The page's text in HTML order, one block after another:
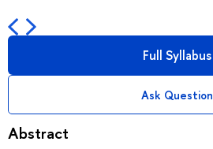
Full Syllabus
Ask Question
Abstract